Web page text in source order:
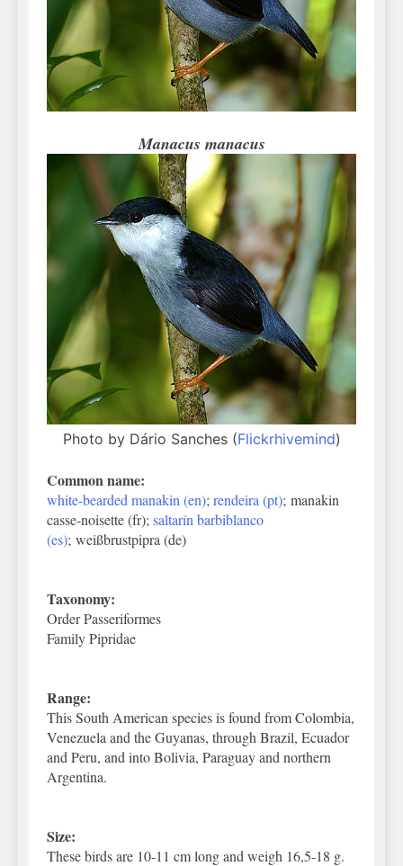
Can Bulldogs Play Fetch?
And How to Train Them!
7 Năm Ago
How Often Do I Need to
Groom My Bulldog
7 Năm Ago
Manacus manacus
Photo by Dário Sanches (Flickrhivemind)
Common name:
white-bearded manakin (en); rendeira (pt); manakin
casse-noisette(fr); saltarín barbiblanco
(es); weißbrustpipra (de)
Taxonomy:
Order Passeriformes
Family Pipridae
Range:
This South American species is found from Colombia,
Venezuela and the Guyanas, through Brazil, Ecuador
and Peru, and into Bolivia, Paraguay and northern
Argentina.
Size:
These birds are 10-11 cm long and weigh 16,5-18 g.